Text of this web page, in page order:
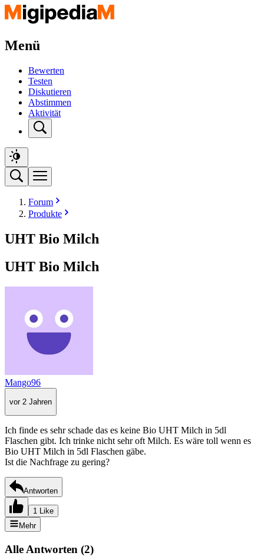
Menü
Bewerten
Testen
Diskutieren
Abstimmen
Aktivität
Forum
Produkte
UHT Bio Milch
UHT Bio Milch
Mango96
vor 2 Jahren
Ich finde es sehr schade das es keine Bio UHT Milch in 5dl
Flaschen gibt. Ich trinke nicht sehr oft Milch. Es wäre toll wenn es
Bio UHT Milch in 5dl Flaschen gäbe.
Ist die Nachfrage zu gering?
Antworten
1 Like
Mehr
Alle Antworten (2)